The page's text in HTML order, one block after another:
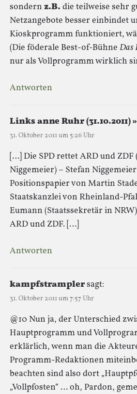
sondern z.B. die teilweise sehr
Netzangebote besser einbindet
Kioskprogramm funktioniert,
(Die föderale Best-of-Bühne Das
nur als Vollprogramm wirklich
Antworten
Links anne Ruhr (31.10.2011)
31. Oktober 2011 um 5:26 Uhr
[…] Die SPD rettet ARD und ZDF
Niggemeier) – Stefan
Positionspapier von Martin
Staatskanzlei von Rheinland-
Eumann (Staatssekretär in
ARD und ZDF. […]
Antworten
kampfstramplersagt:
31. Oktober 2011 um 7:57 Uhr
@10 Nun ja, der Unterschied
Hauptprogramm und
erklärlich, wenn man die
Programm-Redaktionen
beachten sind also dort
„Vollpfosten“ … oh, Pardon,